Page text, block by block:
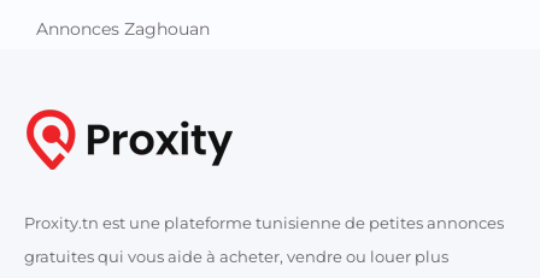
Annonces Zaghouan
Proxity.tn est une plateforme tunisienne de petites annonces
gratuites qui vous aide à acheter, vendre ou louer plus